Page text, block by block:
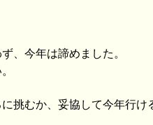
、今年は諦めました。
挑むか、妥協して今年行け